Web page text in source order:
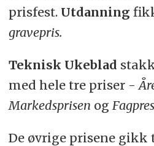
prisfest. Utdanning
gravepris.
Teknisk Ukeblad
med hele tre priser - Å
Markedsprisen og
De øvrige prisene gikk